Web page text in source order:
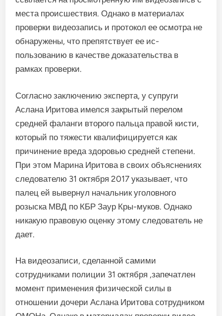
ме­ста происшествия. Однако в ма­териалах
проверки видеозапись и протокол ее осмотра не
обна­ружены, что препятствует ее ис­
пользованию в качестве доказа­тельства в
рамках проверки.
Согласно заключению экс­перта, у супруги
Аслана Иритова имелся закрытый перелом
сред­ней фаланги второго пальца пра­вой кисти,
который по тяжести квалифицируется как
причинение вреда здоровью средней степени.
При этом Марина Иритова в своих объяснениях
следователю 31 ок­тября 2017 указывает, что
палец ей вывернул начальник уголовно­го
розыска МВД по КБР Заур Кры-муков. Однако
никакую правовую оценку этому следователь не
дает.
На видеозаписи, сделанной самими
сотрудниками полиции 31 октября ,запечатлен
момент применения физической силы в
отношении дочери Аслана Ири­това сотрудником